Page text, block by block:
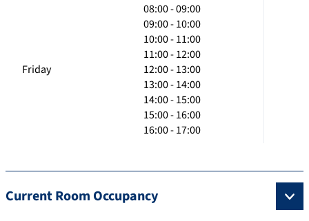
Friday
08:00 - 09:00
09:00 - 10:00
10:00 - 11:00
11:00 - 12:00
12:00 - 13:00
13:00 - 14:00
14:00 - 15:00
15:00 - 16:00
16:00 - 17:00
Current Room Occupancy